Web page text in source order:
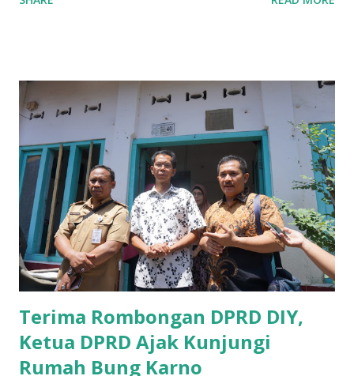
UMKM di Jatim. Namun Chusainuddin,S.Sos Anggota Komisi
yang sebenarnya ada dana pinjaman lunak untuk mereka. "
Ketika saya menjalankan Reses di Blitar,Kediri dan
Tulungagung , banyak masyarakat sana tak mengetahui ada
dana pinjaman lunak di Bank UMKM untuk para pelaku
UMKM, karena sebenarnya jika Pemprov serius
memberikan sosialisasi sampai ke tingkat desa,maka saya
yakin masyarakat sangat senang sekali," ucap pria yang
akrab dipanggil Gus Udin tersebut. Apalagi menyambut
MEA, seharusnya pelaku UMKM sudah mengerti kalau ada
dana pinjaman unt...
Terima Rombongan DPRD DIY,
Ketua DPRD Ajak Kunjungi
Rumah Bung Karno